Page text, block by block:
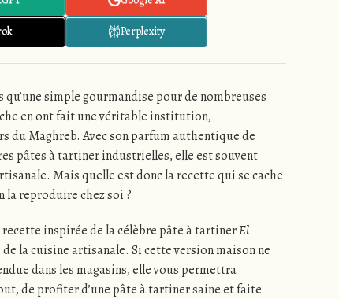
Perplexity
qu’une simple gourmandise pour de nombreuses
en ont fait une véritable institution,
du Maghreb. Avec son parfum authentique de
pâtes à tartiner industrielles, elle est souvent
Mais quelle est donc la recette qui se cache
la reproduire chez soi ?
inspirée de la célèbre pâte à tartinerEl
la cuisine artisanale. Si cette version maison ne
dans les magasins, elle vous permettra
de profiter d’une pâte à tartiner saine et faite